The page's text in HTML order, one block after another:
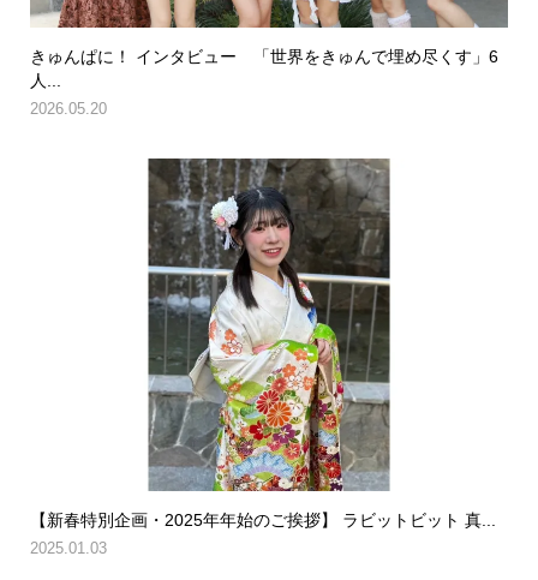
きゅんぱに！ インタビュー 「世界をきゅんで埋め尽くす」6
人...
2026.05.20
【新春特別企画・2025年年始のご挨拶】 ラビットビット 真...
2025.01.03